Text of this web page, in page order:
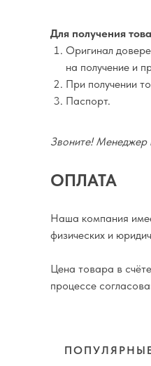
Для получения
Оригинал
на получение и
При получении
Паспорт.
Звоните! Менеджер
ОПЛАТА
Наша компания
физических и
Цена товара в
процессе